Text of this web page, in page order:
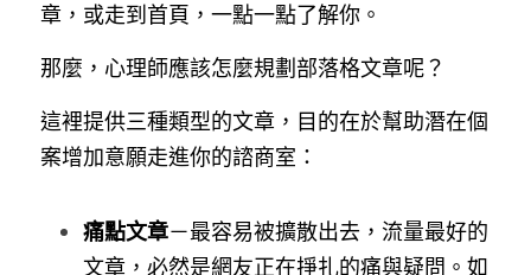
章，或走到首頁，一點一點了解你。
那麼，心理師應該怎麼規劃部落格文章呢？
這裡提供三種類型的文章，目的在於幫助潛在個
案增加意願走進你的諮商室：
痛點文章－最容易被擴散出去，流量最好的
文章，必然是網友正在掙扎的痛與疑問。如